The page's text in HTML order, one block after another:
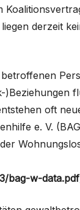
derzeit
oft
e. V.
bag-w-data.pdf